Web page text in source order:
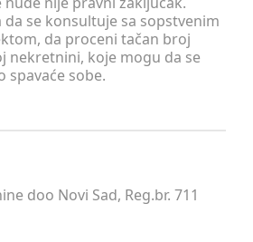
da se konsultuje sa sopstvenim
da proceni tačan broj
nekretnini, koje mogu da se
spavaće sobe.
doo Novi Sad, Reg.br. 711